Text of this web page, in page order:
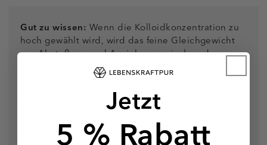
Gut zu wissen: Wenn die Kolloidkonzentration zu
hoch gewählt wird, wird das feine Gleichgewicht
aus Abstoßung und Anziehung zwischen den
Kolloiden verschoben. Die kleinen Kolloide
können sich dann so nahe kommen, dass ihre
anziehenden Kräfte die abstoßenden überwiegen
und sich die Kolloide zu größeren Verbünden
zusammenlagern. Diese sind dann als trübe
Flocken oder Bodensatz erkennbar.
Jetzt